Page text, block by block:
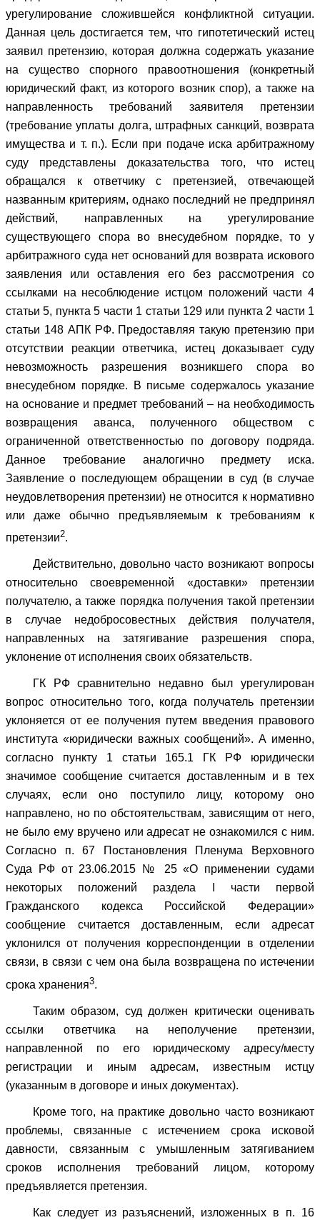
урегулирование сложившейся конфликтной ситуации.
Данная цель достигается тем, что гипотетический истец
заявил претензию, которая должна содержать указание
на существо спорного правоотношения (конкретный
юридический факт, из которого возник спор), а также на
направленность требований заявителя претензии
(требование уплаты долга, штрафных санкций, возврата
имущества и т. п.). Если при подаче иска арбитражному
суду представлены доказательства того, что истец
обращался к ответчику с претензией, отвечающей
названным критериям, однако последний не предпринял
действий, направленных на урегулирование
существующего спора во внесудебном порядке, то у
арбитражного суда нет оснований для возврата искового
заявления или оставления его без рассмотрения со
ссылками на несоблюдение истцом положений части 4
статьи 5, пункта 5 части 1 статьи 129 или пункта 2 части 1
статьи 148 АПК РФ. Предоставляя такую претензию при
отсутствии реакции ответчика, истец доказывает суду
невозможность разрешения возникшего спора во
внесудебном порядке. В письме содержалось указание
на основание и предмет требований – на необходимость
возвращения аванса, полученного обществом с
ограниченной ответственностью по договору подряда.
Данное требование аналогично предмету иска.
Заявление о последующем обращении в суд (в случае
неудовлетворения претензии) не относится к нормативно
или даже обычно предъявляемым к требованиям к
претензии2.
Действительно, довольно часто возникают вопросы
относительно своевременной «доставки» претензии
получателю, а также порядка получения такой претензии
в случае недобросовестных действия получателя,
направленных на затягивание разрешения спора,
уклонение от исполнения своих обязательств.
ГК РФ сравнительно недавно был урегулирован
вопрос относительно того, когда получатель претензии
уклоняется от ее получения путем введения правового
института «юридически важных сообщений». А именно,
согласно пункту 1 статьи 165.1 ГК РФ юридически
значимое сообщение считается доставленным и в тех
случаях, если оно поступило лицу, которому оно
направлено, но по обстоятельствам, зависящим от него,
не было ему вручено или адресат не ознакомился с ним.
Согласно п. 67 Постановления Пленума Верховного
Суда РФ от 23.06.2015 № 25 «О применении судами
некоторых положений раздела I части первой
Гражданского кодекса Российской Федерации»
сообщение считается доставленным, если адресат
уклонился от получения корреспонденции в отделении
связи, в связи с чем она была возвращена по истечении
срока хранения3.
Таким образом, суд должен критически оценивать
ссылки ответчика на неполучение претензии,
направленной по его юридическому адресу/месту
регистрации и иным адресам, известным истцу
(указанным в договоре и иных документах).
Кроме того, на практике довольно часто возникают
проблемы, связанные с истечением срока исковой
давности, связанным с умышленным затягиванием
сроков исполнения требований лицом, которому
предъявляется претензия.
Как следует из разъяснений, изложенных в п. 16